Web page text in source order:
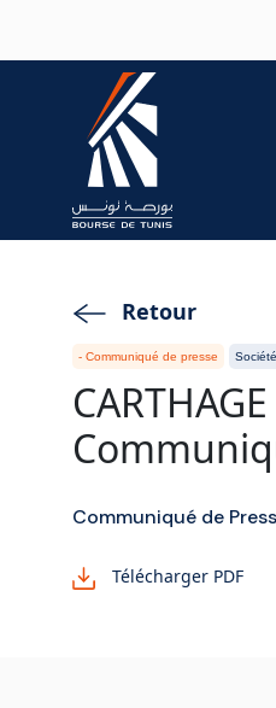
Retour
- Communiqué de presse
Communiqué de
Télécharger PDF